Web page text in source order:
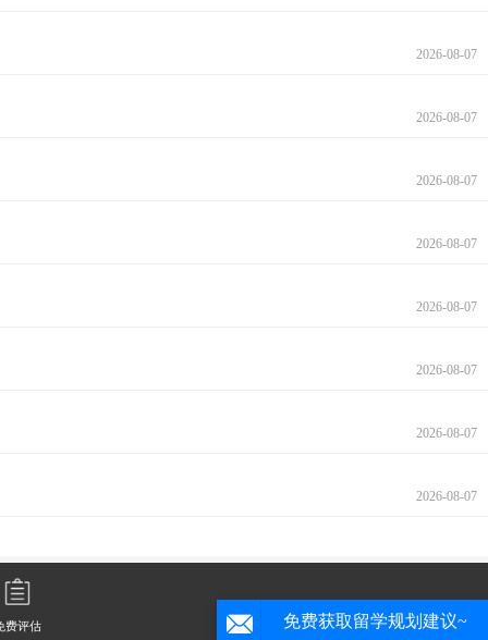
2026-08-07
2026-08-07
2026-08-07
2026-08-07
2026-08-07
2026-08-07
2026-08-07
2026-08-07
费评估